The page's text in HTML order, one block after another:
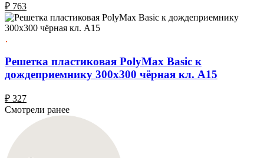
₽ 763
Решетка пластиковая PolyMax Basic к
дождеприемнику 300x300 чёрная кл. А15
₽ 327
Смотрели ранее